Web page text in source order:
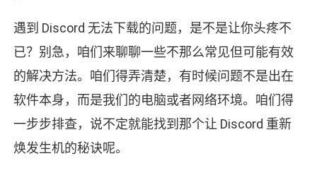
遇到 Discord 无法下载的问题，是不是让你头疼不
已？别急，咱们来聊聊一些不那么常见但可能有效
的解决方法。咱们得弄清楚，有时候问题不是出在
软件本身，而是我们的电脑或者网络环境。咱们得
一步步排查，说不定就能找到那个让 Discord 重新
焕发生机的秘诀呢。